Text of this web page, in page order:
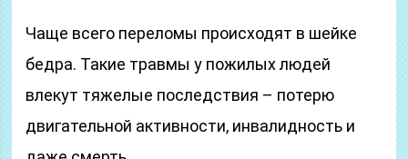
Чаще всего переломы происходят в шейке
бедра. Такие травмы у пожилых людей
влекут тяжелые последствия – потерю
двигательной активности, инвалидность и